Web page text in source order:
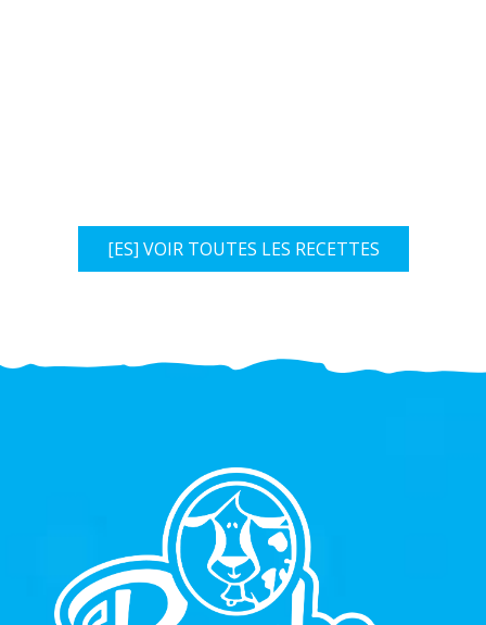
[ES] VOIR TOUTES LES RECETTES